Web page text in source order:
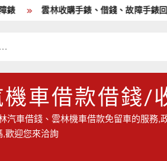
雲林收購手錶、借錢、故障手錶回收
車借款借錢/
汽車借錢、雲林機車借款免留車的服
,歡迎您來洽詢